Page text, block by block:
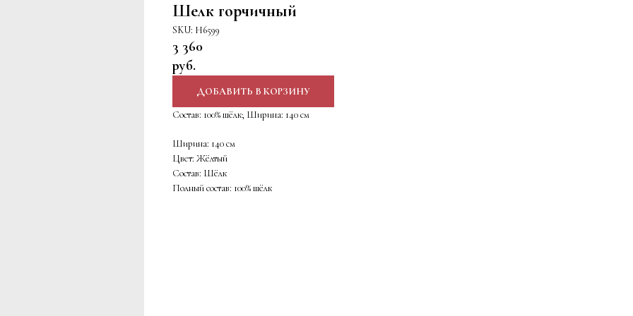
Шелк горчичный
SKU: Н6599
3 360
руб.
ДОБАВИТЬ В КОРЗИНУ
Состав: 100% шёлк; Ширина: 140 см
Ширина: 140 см
Цвет: Жёлтый
Состав: Шёлк
Полный состав: 100% шёлк